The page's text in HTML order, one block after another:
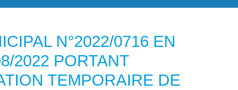
N°2022/0716 EN
2022 PORTANT
TEMPORAIRE DE